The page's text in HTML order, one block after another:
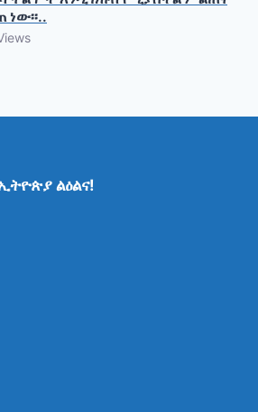
ነው፡፡..
ልዕልና!